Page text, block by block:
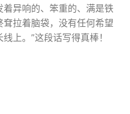
异响的、笨重的、满是铁
拉着脑袋，没有任何希望
上。”这段话写得真棒！